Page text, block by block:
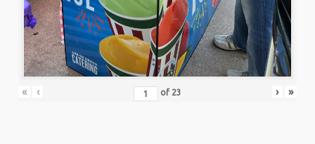
« ‹ of 23 › »